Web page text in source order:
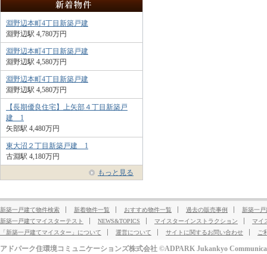
淵野辺本町4丁目新築戸建
淵野辺駅 4,780万円
淵野辺本町4丁目新築戸建
淵野辺駅 4,580万円
淵野辺本町4丁目新築戸建
淵野辺駅 4,580万円
【長期優良住宅】上矢部４丁目新築戸
建 1
矢部駅 4,480万円
東大沼２丁目新築戸建 1
古淵駅 4,180万円
もっと見る
新築一戸建て物件検索 新着物件一覧 おすすめ物件一覧 過去の販売事例
新築一
新築一戸建てマイスターテスト
NEWS&TOPICS マイスターインストラクション
マイ
「新築一戸建てマイスター」について
運営について サイトに関するお問い合わせ ご
アドパーク住環境コミュニケーションズ株式会社 ©ADPARK Jukankyo